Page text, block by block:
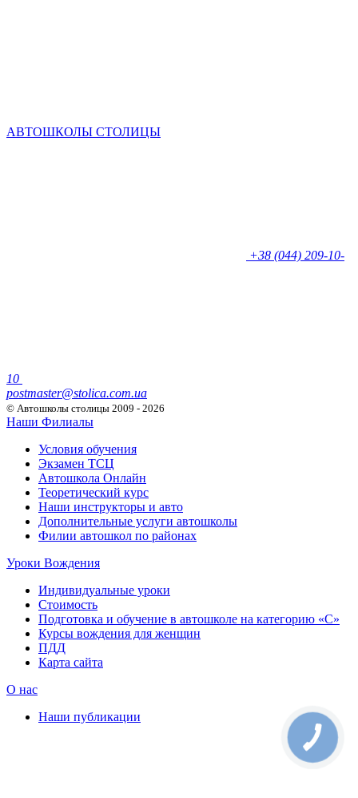
АВТОШКОЛЫ СТОЛИЦЫ
+38 (044) 209-10-
10
postmaster@stolica.com.ua
© Автошколы столицы 2009 - 2026
Наши Филиалы
Условия обучения
Экзамен ТСЦ
Автошкола Онлайн
Теоретический курс
Наши инструкторы и авто
Дополнительные услуги автошколы
Филии автошкол по районах
Уроки Вождения
Индивидуальные уроки
Стоимость
Подготовка и обучение в автошколе на категорию «C»
Курсы вождения для женщин
ПДД
Карта сайта
О нас
Наши публикации